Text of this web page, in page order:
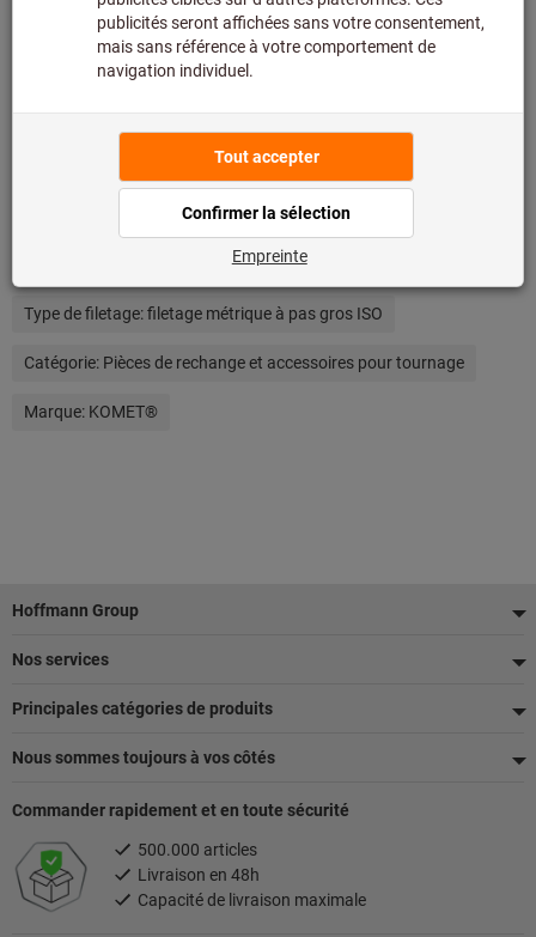
Détails du produit
Description
Autres critères de recherche et catégories
vis sans tête
Type de filetage:filetage métrique à pas gros ISO
Catégorie: Pièces de rechange et accessoires pour tournage
Marque: KOMET®
Pied
de
page
Hoffmann Group
Nos services
Principales catégories de produits
Nous sommes toujours à vos côtés
Commander rapidement et en toute sécurité
500.000 articles
Livraison en 48h
Capacité de livraison maximale